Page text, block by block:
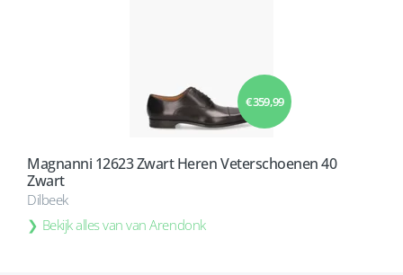
€ 359,99
Magnanni 12623 Zwart Heren Veterschoenen 40
Zwart
Dilbeek
Bekijk alles van van Arendonk